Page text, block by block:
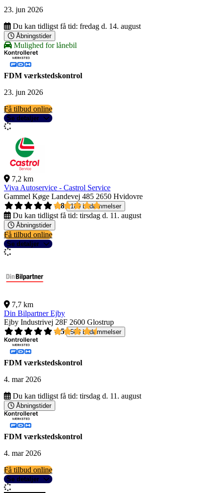
23. jun 2026
Du kan tidligst få tid: fredag d. 14. august
Åbningstider
Mulighed for lånebil
FDM værkstedskontrol
23. jun 2026
Få tilbud online
Se detaljer
7,2 km
Viva Autoservice - Castrol Service
Gammel Køge Landevej 485 2650 Hvidovre
4,8
189 bedømmelser
Du kan tidligst få tid: tirsdag d. 11. august
Åbningstider
Få tilbud online
Se detaljer
7,7 km
Din Bilpartner Ejby
Ejby Industrivej 28F 2600 Glostrup
4,5
504 bedømmelser
FDM værkstedskontrol
4. mar 2026
Du kan tidligst få tid: tirsdag d. 11. august
Åbningstider
FDM værkstedskontrol
4. mar 2026
Få tilbud online
Se detaljer